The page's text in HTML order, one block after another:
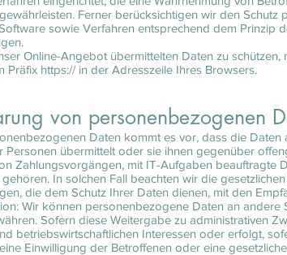
Ferner berücksichtigen wir den
sowie Verfahren entsprechend dem Prinzip
Online-Angebot übermittelten Daten zu
https:// in der Adresszeile Ihres Browsers.
von personenbezogenen
Daten kommt es vor, dass die Daten
übermittelt oder sie ihnen gegenüber
Zahlungsvorgängen, mit IT-Aufgaben beauftragte
In solchen Fall beachten wir die
die dem Schutz Ihrer Daten dienen, mit den
Wir können personenbezogene Daten an andere
Sofern diese Weitergabe zu administrativen
betriebswirtschaftlichen Interessen oder erfolgt,
Einwilligung der Betroffenen oder eine